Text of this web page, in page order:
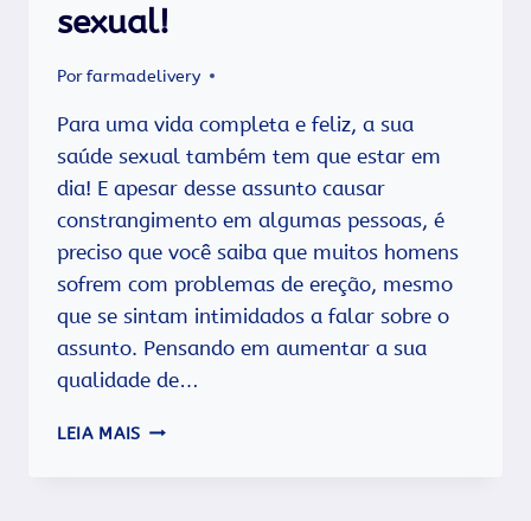
sexual!
Porfarmadelivery
Para uma vida completa e feliz, a sua
saúde sexual também tem que estar em
dia! E apesar desse assunto causar
constrangimento em algumas pessoas, é
preciso que você saiba que muitos homens
sofrem com problemas de ereção, mesmo
que se sintam intimidados a falar sobre o
assunto. Pensando em aumentar a sua
qualidade de…
LEIA MAIS XTRASIZE: